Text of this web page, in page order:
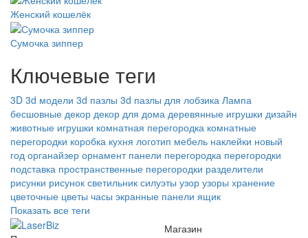
Женский кошелёк
Сумочка зиппер
Ключевые теги
3D 3d модели 3d пазлы 3d пазлы для лобзика Лампа
бесшовные декор декор для дома деревянные игрушки дизайн
животные игрушки комнатная перегородка комнатные
перегородки коробка кухня логотип мебель наклейки новый
год органайзер орнамент панели перегородка перегородки
подставка пространственные перегородки разделители
рисунки рисунок светильник силуэты узор узоры хранение
цветочные цветы часы экранные панели ящик
Показать все теги
Магазин